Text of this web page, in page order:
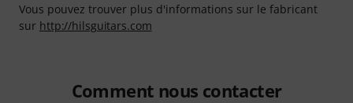
Vous pouvez trouver plus d'informations sur le fabricant
sur http://hilsguitars.com
Comment nous contacter